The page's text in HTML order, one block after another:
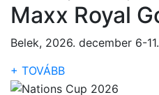
Maxx Royal
Belek, 2026. december 6-11.
+ TOVÁBB